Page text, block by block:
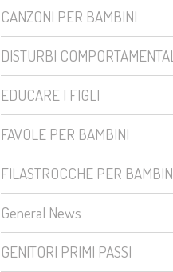
CANZONI PER BAMBINI
DISTURBI
EDUCARE I FIGLI
FAVOLE PER BAMBINI
FILASTROCCHE PER
General News
GENITORI PRIMI PASSI